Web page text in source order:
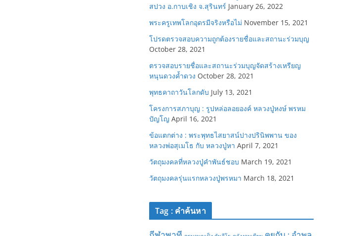
สปวง อ.กาบเชิง จ.สุรินทร์ January 26, 2022
พระครูเทพโลกอุดรมีจริงหรือไม่ November 15, 2021
โปรดตรวจสอบความถูกต้องรายชื่อและสถานะร่วมบุญ
October 28, 2021
ตรวจสอบรายชื่อและสถานะร่วมบุญจัดสร้างเหรียญ
หนุนดวงค้ำดวง October 28, 2021
พุทธคาถาวันโลกดับ July 13, 2021
โครงการสภาบุญ : รูปหล่อลอยองค์ หลวงปู่หงษ์ พรหม
ปัญโญ April 16, 2021
ข้อแตกต่าง : พระพุทธไสยาสน์ปางปรินิพพาน ของ
หลวงพ่อสุเมโธ กับ หลวงปู่หา April 7, 2021
วัตถุมงคลที่หลวงปู่คำพันธ์ชอบ March 19, 2021
วัตถุมงคลรุ่นแรกหลวงปู่พรหมา March 18, 2021
Tag : คำค้นหา